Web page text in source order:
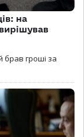
на
брав гроші за